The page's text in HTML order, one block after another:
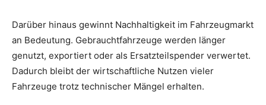
Darüber hinaus gewinnt Nachhaltigkeit im Fahrzeugmarkt
an Bedeutung. Gebrauchtfahrzeuge werden länger
genutzt, exportiert oder als Ersatzteilspender verwertet.
Dadurch bleibt der wirtschaftliche Nutzen vieler
Fahrzeuge trotz technischer Mängel erhalten.